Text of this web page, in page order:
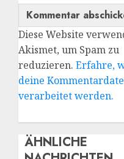
Diese Website
Akismet, um Spam zu
reduzieren. Erfahre,
deine
verarbeitet werden.
ÄHNLICHE